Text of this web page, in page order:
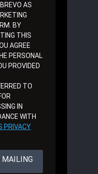
AS
BY
THIS
AGREE
PERSONAL
PROVIDED
TO
IN
WITH
PRIVACY